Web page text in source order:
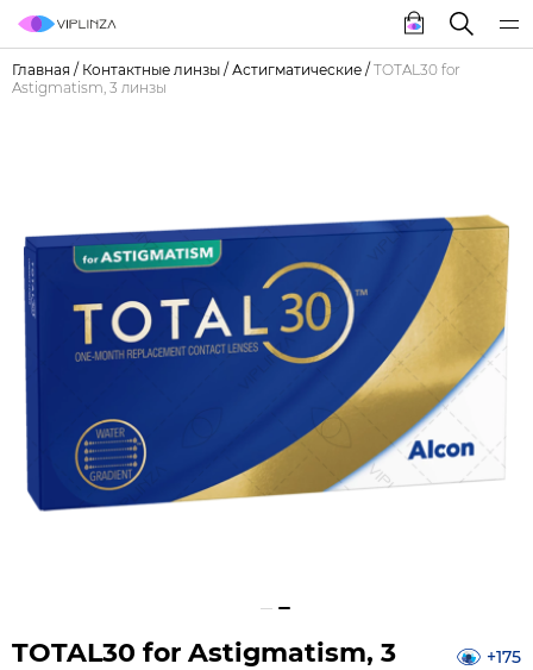
Главная / Контактные линзы / Астигматические / TOTAL30 for
Astigmatism, 3 линзы
+175
TOTAL30 for Astigmatism, 3